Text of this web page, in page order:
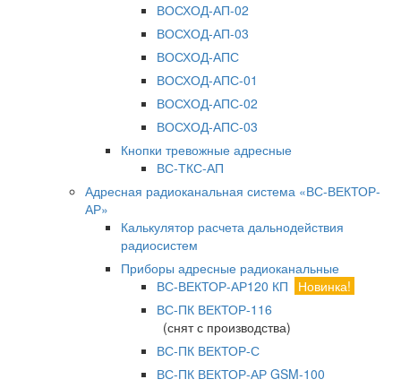
ВОСХОД-АП-02
ВОСХОД-АП-03
ВОСХОД-АПС
ВОСХОД-АПС-01
ВОСХОД-АПС-02
ВОСХОД-АПС-03
Кнопки тревожные адресные
ВС-ТКС-АП
Адресная радиоканальная система «ВС-ВЕКТОР-
АР»
Калькулятор расчета дальнодействия
радиосистем
Приборы адресные радиоканальные
ВС-ВЕКТОР-АР120 КП
Новинка!
ВС-ПК ВЕКТОР-116
(снят с производства)
ВС-ПК ВЕКТОР-С
ВС-ПК ВЕКТОР-АР GSM-100